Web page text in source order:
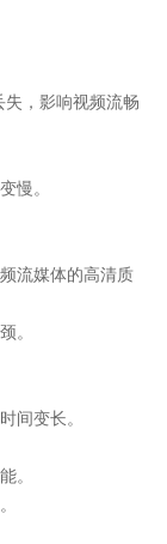
，影响视频流畅
慢。
流媒体的高清质
。
间变长。
。